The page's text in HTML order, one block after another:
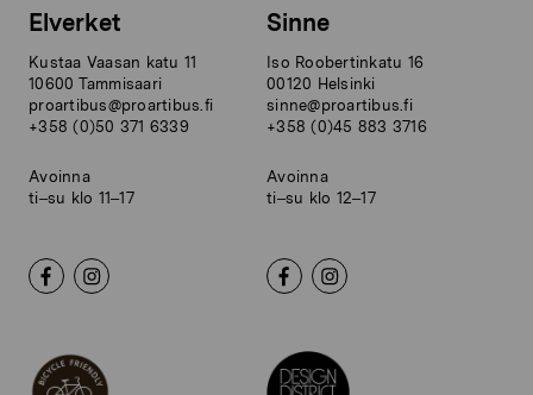
Elverket
Kustaa Vaasan katu 11
10600 Tammisaari
proartibus@proartibus.fi
+358 (0)50 371 6339
Avoinna
ti–su klo 11–17
Sinne
Iso Roobertinkatu 16
00120 Helsinki
sinne@proartibus.fi
+358 (0)45 883 3716
Avoinna
ti–su klo 12–17